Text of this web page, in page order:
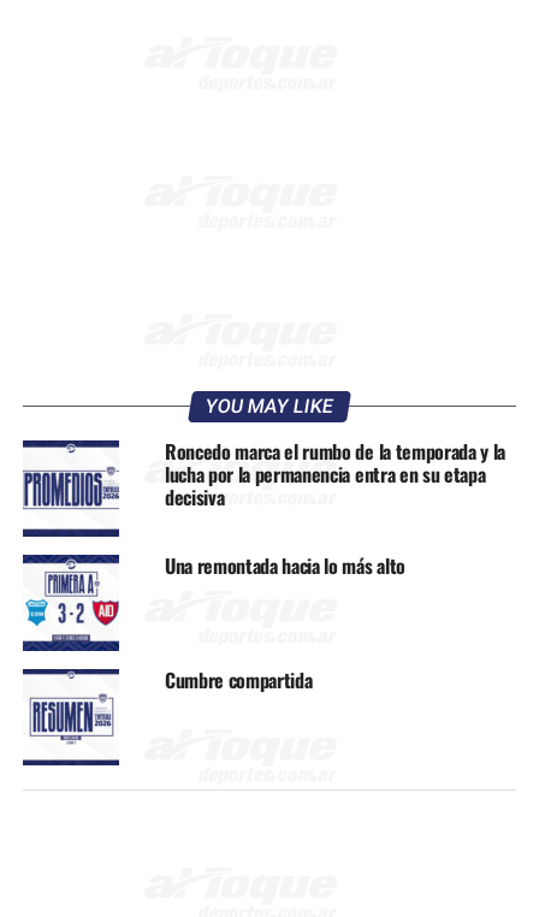
YOU MAY LIKE
Roncedo marca el rumbo de la temporada y la
lucha por la permanencia entra en su etapa
decisiva
Una remontada hacia lo más alto
Cumbre compartida